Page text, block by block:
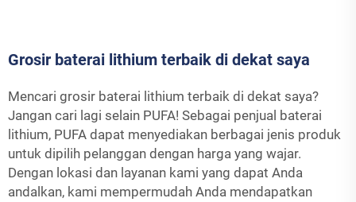
Grosir baterai lithium terbaik di dekat saya
Mencari grosir baterai lithium terbaik di dekat saya?
Jangan cari lagi selain PUFA! Sebagai penjual baterai
lithium, PUFA dapat menyediakan berbagai jenis produk
untuk dipilih pelanggan dengan harga yang wajar.
Dengan lokasi dan layanan kami yang dapat Anda
andalkan, kami mempermudah Anda mendapatkan